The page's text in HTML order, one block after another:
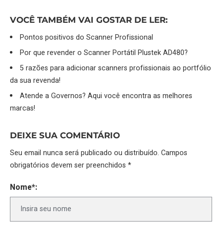
VOCÊ TAMBÉM VAI GOSTAR DE LER:
Pontos positivos do Scanner Profissional
Por que revender o Scanner Portátil Plustek AD480?
5 razões para adicionar scanners profissionais ao portfólio
da sua revenda!
Atende a Governos? Aqui você encontra as melhores
marcas!
DEIXE SUA COMENTÁRIO
Seu email nunca será publicado ou distribuído. Campos
obrigatórios devem ser preenchidos *
Nome*: